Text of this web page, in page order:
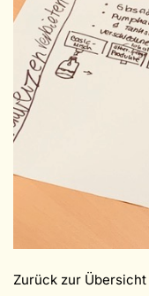
Zurück zur Übersicht